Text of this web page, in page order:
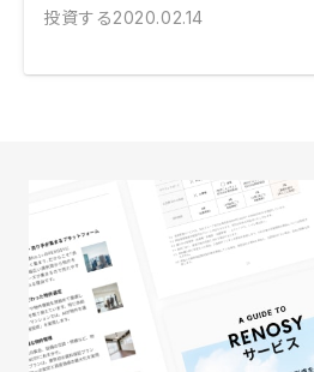
投資する2020.02.14